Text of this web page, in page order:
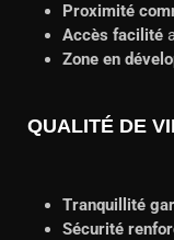
Proximité
Accès facilité
Zone en
QUALITÉ DE
Tranquillité
Sécurité